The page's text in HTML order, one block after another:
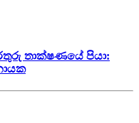
තාක්ෂණයේ පියා: